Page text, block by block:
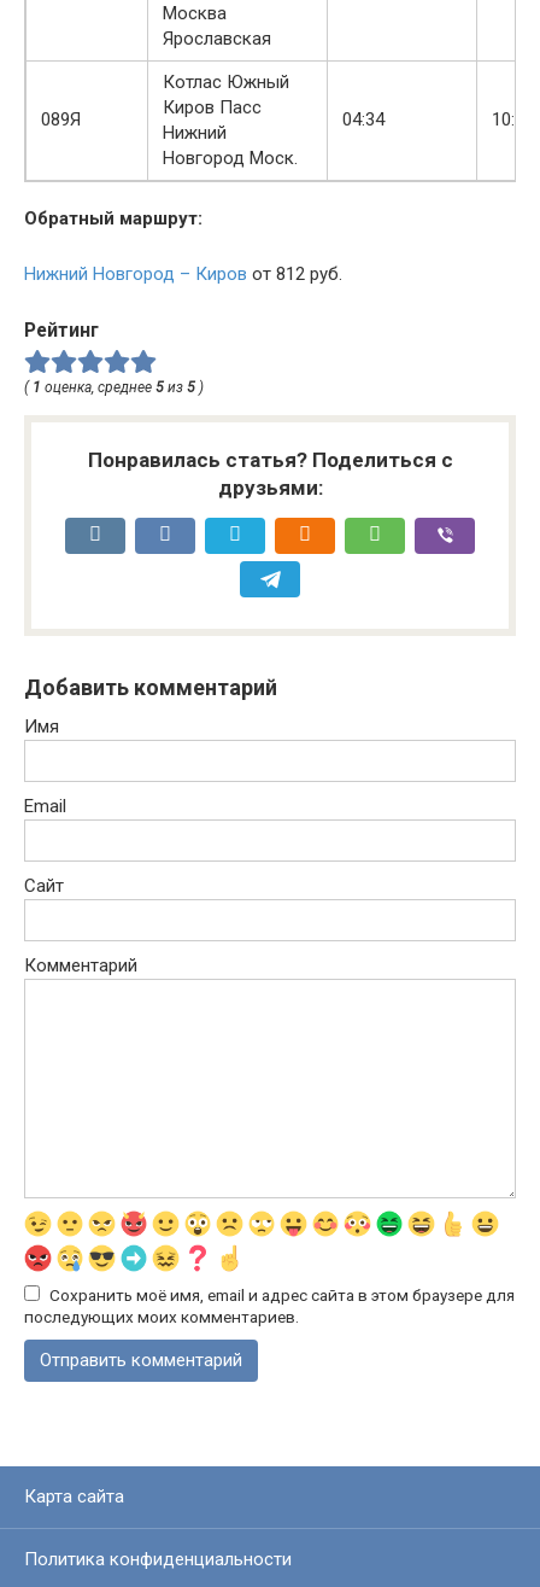
Москва
Ярославская
089Я
Котлас Южный
Киров Пасс
Нижний
Новгород Моск.
04:34 10:35
Обратный маршрут:
Нижний Новгород – Киров от 812 руб.
Рейтинг
( 1 оценка, среднее 5 из 5 )
Понравилась статья? Поделиться с
друзьями:
Добавить комментарий
Имя
Email
Сайт
Комментарий
Сохранить моё имя, email и адрес сайта в этом браузере для
последующих моих комментариев.
Карта сайта
Политика конфиденциальности